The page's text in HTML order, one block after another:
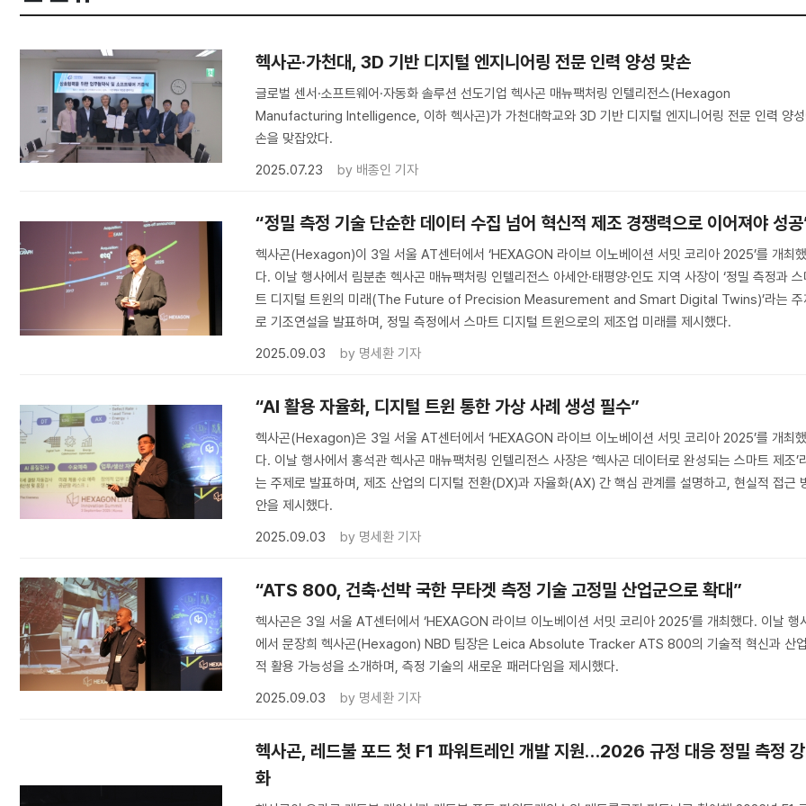
헥사곤·가천대, 3D 기반 디지털 엔지니어링 전문 인력 양성 맞손
글로벌 센서·소프트웨어·자동화 솔루션 선도기업 헥사곤 매뉴팩처링 인텔리전스(Hexagon
Manufacturing Intelligence, 이하 헥사곤)가 가천대학교와 3D 기반 디지털 엔지니어링 전문 인력 양성
손을 맞잡았다.
2025.07.23
by 배종인 기자
“정밀 측정 기술 단순한 데이터 수집 넘어 혁신적 제조 경쟁력으로 이어져야 성
헥사곤(Hexagon)이 3일 서울 AT센터에서 ‘HEXAGON 라이브 이노베이션 서밋 코리아 2025’를 개최했
다. 이날 행사에서 림분춘 헥사곤 매뉴팩처링 인텔리전스 아세안·태평양·인도 지역 사장이 ‘정밀 측정과
트 디지털 트윈의 미래(The Future of Precision Measurement and Smart Digital Twins)’라는 주
로 기조연설을 발표하며, 정밀 측정에서 스마트 디지털 트윈으로의 제조업 미래를 제시했다.
2025.09.03
by 명세환 기자
“AI 활용 자율화, 디지털 트윈 통한 가상 사례 생성 필수”
헥사곤(Hexagon)은 3일 서울 AT센터에서 ‘HEXAGON 라이브 이노베이션 서밋 코리아 2025’를 개최했
다. 이날 행사에서 홍석관 헥사곤 매뉴팩처링 인텔리전스 사장은 ‘헥사곤 데이터로 완성되는 스마트 제조’
는 주제로 발표하며, 제조 산업의 디지털 전환(DX)과 자율화(AX) 간 핵심 관계를 설명하고, 현실적 접근
안을 제시했다.
2025.09.03
by 명세환 기자
“ATS 800, 건축·선박 국한 무타겟 측정 기술 고정밀 산업군으로 확대”
헥사곤은 3일 서울 AT센터에서 ‘HEXAGON 라이브 이노베이션 서밋 코리아 2025’를 개최했다. 이날 행
에서 문장희 헥사곤(Hexagon) NBD 팀장은 Leica Absolute Tracker ATS 800의 기술적 혁신과 산업
적 활용 가능성을 소개하며, 측정 기술의 새로운 패러다임을 제시했다.
2025.09.03
by 명세환 기자
헥사곤, 레드불 포드 첫 F1 파워트레인 개발 지원…2026 규정 대응 정밀 측정 강
화